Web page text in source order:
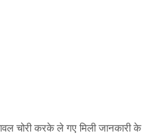
चोरी करके ले गए मिली जानकारी के